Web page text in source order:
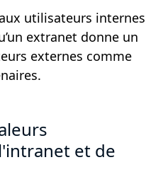
utilisateurs internes
extranet donne un
externes comme
et de